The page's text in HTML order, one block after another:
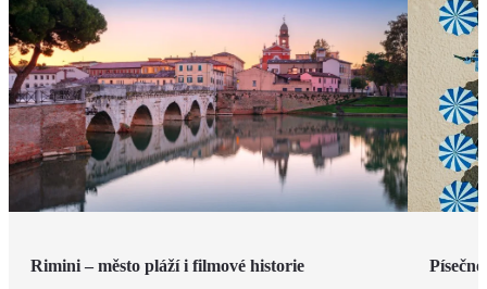
Rimini – město pláží i filmové historie